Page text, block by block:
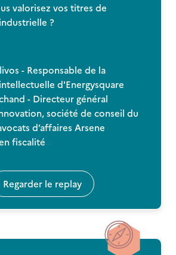
valorisez vos titres de
?
- Responsable de la
d'Energysquare
- Directeur général
société de conseil du
d’affaires Arsene
fiscalité
Regarder le replay